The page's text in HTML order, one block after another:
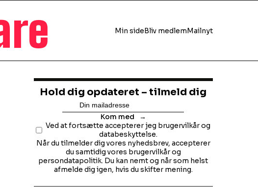
Min sideBliv medlemMailnyt
Hold dig opdateret – tilmeld dig
Kom med
Ved at fortsætte accepterer jeg brugervilkår og
databeskyttelse.
Når du tilmelder dig vores nyhedsbrev, accepterer
du samtidig vores brugervilkår og
persondatapolitik. Du kan nemt og når som helst
afmelde dig igen, hvis du skifter mening.